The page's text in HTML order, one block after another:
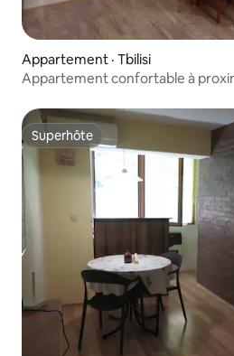
Appartement · Tbilisi
Appartement confortable à
Superhôte
Superhôte